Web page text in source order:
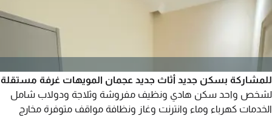
للمشاركة بسكن جديد أثاث جديد عجمان المويهات غرفة مستقلة
لشخص واحد سكن هادي ونظيف مفروشة وثلاجة ودولاب شامل
الخدمات كهرباء وماء وانترنت وغاز ونظافة مواقف متوفرة مخارج